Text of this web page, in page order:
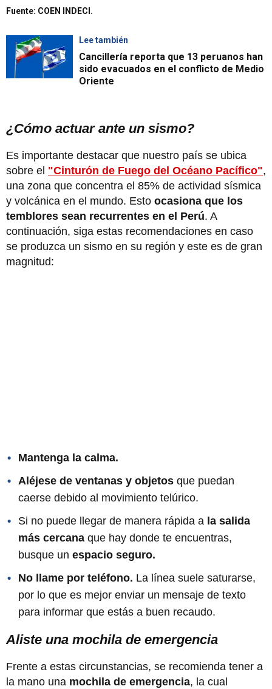
Fuente: COEN INDECI.
Lee también
Cancillería reporta que 13 peruanos han
sido evacuados en el conflicto de Medio
Oriente
¿Cómo actuar ante un sismo?
Es importante destacar que nuestro país se ubica
sobre el "Cinturón de Fuego del Océano Pacífico",
una zona que concentra el 85% de actividad sísmica
y volcánica en el mundo. Esto ocasiona que los
temblores sean recurrentes en el Perú. A
continuación, siga estas recomendaciones en caso
se produzca un sismo en su región y este es de gran
magnitud:
Mantenga la calma.
Aléjese de ventanas y objetos que puedan
caerse debido al movimiento telúrico.
Si no puede llegar de manera rápida a la salida
más cercana que hay donde te encuentras,
busque un espacio seguro.
No llame por teléfono. La línea suele saturarse,
por lo que es mejor enviar un mensaje de texto
para informar que estás a buen recaudo.
Aliste una mochila de emergencia
Frente a estas circunstancias, se recomienda tener a
la mano una mochila de emergencia, la cual